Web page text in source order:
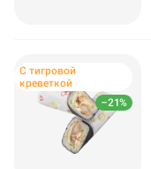
–21%
С тигровой
креветкой